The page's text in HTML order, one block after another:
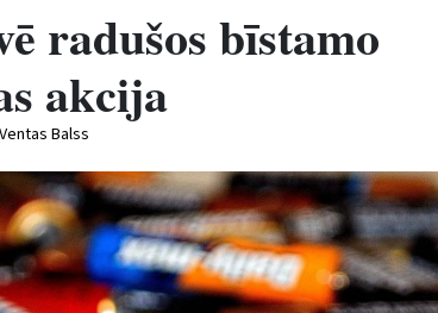
radušos bīstamo
akcija
Balss